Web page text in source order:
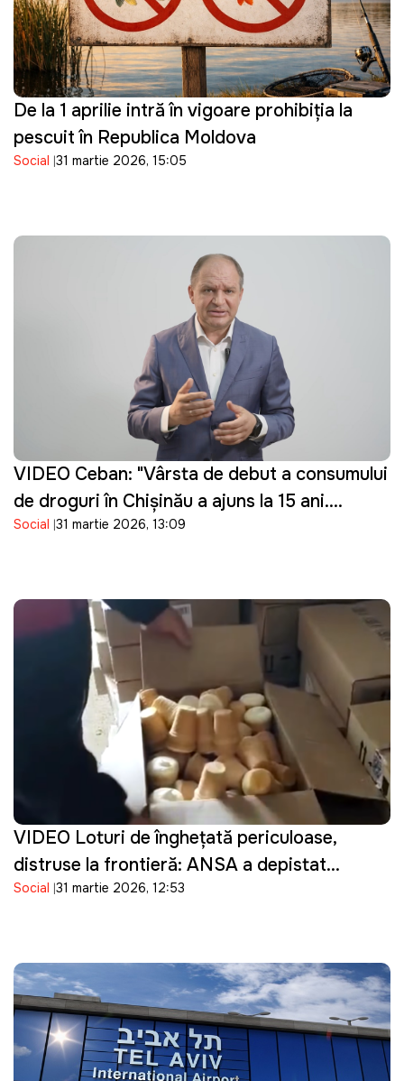
De la 1 aprilie intră în vigoare prohibiția la
pescuit în Republica Moldova
Social 31 martie 2026, 15:05
VIDEO Ceban: "Vârsta de debut a consumului
de droguri în Chișinău a ajuns la 15 ani.
Guvernarea cu ce se ocupă?"
Social 31 martie 2026, 13:09
VIDEO Loturi de înghețată periculoase,
distruse la frontieră: ANSA a depistat
bacterii în produsele importate
Social 31 martie 2026, 12:53